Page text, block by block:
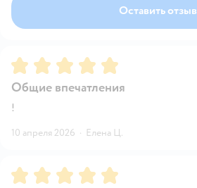
Оставить отзыв
Рейтинг:5
Общие впечатления
!
10 апреля 2026 · Елена Ц.
Рейтинг:5